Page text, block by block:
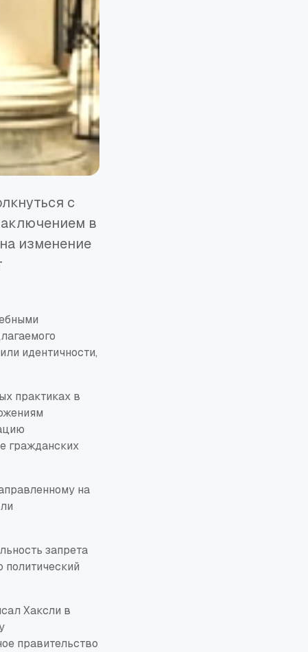
с
в
изменение
идентичности,
практиках в
гражданских
на
запрета
политический
Хаксли в
правительство